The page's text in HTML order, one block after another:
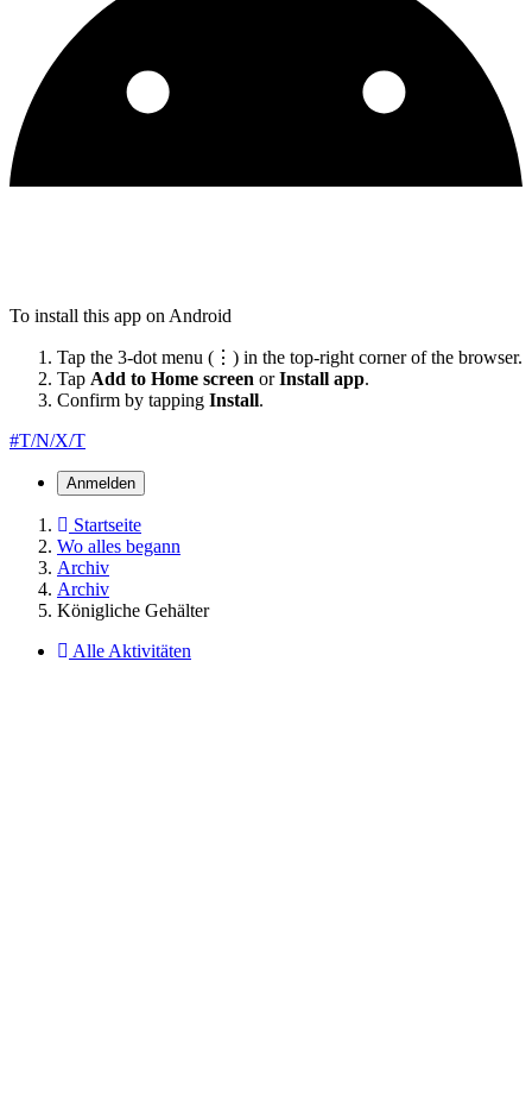
To install this app on Android
Tap the 3-dot menu (⋮) in the top-right corner of the browser.
Tap Add to Home screen orInstall app.
Confirm by tapping Install.
#T/N/X/T
Anmelden
Startseite
Wo alles begann
Archiv
Archiv
Königliche Gehälter
Alle Aktivitäten